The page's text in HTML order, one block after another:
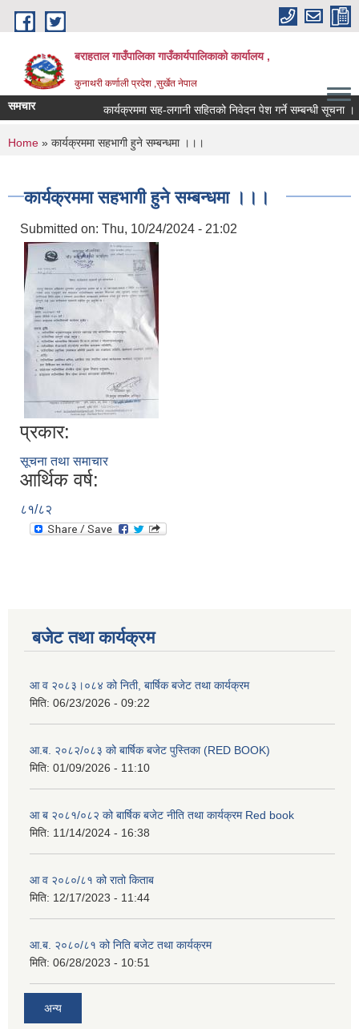
Skip to main content
बराहताल गाउँपालिका गाउँकार्यपालिकाको कार्यालय ,
कुनाथरी कर्णाली प्रदेश ,सुर्खेत नेपाल
समचार कार्यक्रममा सह-लगानी सहितको निवेदन पेश गर्ने सम्बन्धी सूचना ।।।
You are here
Home » कार्यक्रममा सहभागी हुने सम्बन्धमा ।।।
कार्यक्रममा सहभागी हुने सम्बन्धमा ।।।
Submitted on: Thu, 10/24/2024 - 21:02
प्रकार:
सूचना तथा समाचार
आर्थिक वर्ष:
८१/८२
बजेट तथा कार्यक्रम
आ व २०८३।०८४ को निती, बार्षिक बजेट तथा कार्यक्रम
मिति: 06/23/2026 - 09:22
आ.ब. २०८२/०८३ को बार्षिक बजेट पुस्तिका (RED BOOK)
मिति: 01/09/2026 - 11:10
आ ब २०८१/०८२ को बार्षिक बजेट नीति तथा कार्यक्रम Red book
मिति: 11/14/2024 - 16:38
आ व २०८०/८१ को रातो किताब
मिति: 12/17/2023 - 11:44
आ.ब. २०८०/८१ को निति बजेट तथा कार्यक्रम
मिति: 06/28/2023 - 10:51
अन्य